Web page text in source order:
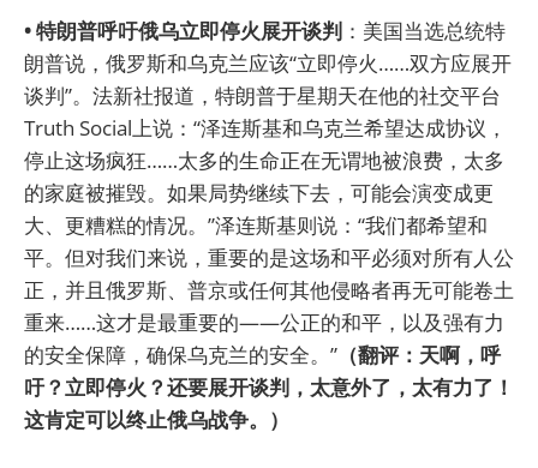
• 特朗普呼吁俄乌立即停火展开谈判 ：美国当选总统特
朗普说，俄罗斯和乌克兰应该“立即停火……双方应展开
谈判”。法新社报道，特朗普于星期天在他的社交平台
Truth Social上说：“泽连斯基和乌克兰希望达成协议，
停止这场疯狂……太多的生命正在无谓地被浪费，太多
的家庭被摧毁。如果局势继续下去，可能会演变成更
大、更糟糕的情况。”泽连斯基则说：“我们都希望和
平。但对我们来说，重要的是这场和平必须对所有人公
正，并且俄罗斯、普京或任何其他侵略者再无可能卷土
重来……这才是最重要的——公正的和平，以及强有力
的安全保障，确保乌克兰的安全。” （翻评：天啊，呼
吁？立即停火？还要展开谈判，太意外了，太有力了！
这肯定可以终止俄乌战争。）